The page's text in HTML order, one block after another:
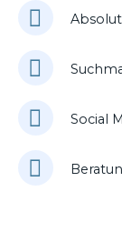
Social